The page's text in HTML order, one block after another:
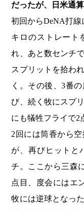
だったが、日米通
初回からDeNA打線
キロのストレート
れ、あと数センチ
スプリットを拾わ
く。その後、3番
び、続く牧にスプ
にも犠牲フライで2
2回には筒香から
が、再びヒットと
チ。ここから三森
点目、度会にはエ
牧には逆球となっ